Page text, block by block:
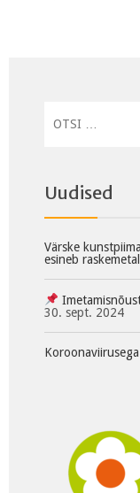
Uudised
Värske
esineb
30. sept. 2024